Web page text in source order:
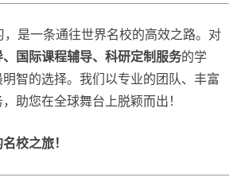
是一条通往世界名校的高效之路。对
、国际课程辅导、科研定制服务的学
明智的选择。我们以专业的团队、丰富
助您在全球舞台上脱颖而出！
校之旅！